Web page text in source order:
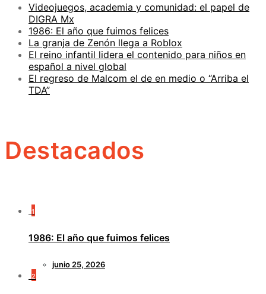
Videojuegos, academia y comunidad: el papel de
DIGRA Mx
1986: El año que fuimos felices
La granja de Zenón llega a Roblox
El reino infantil lidera el contenido para niños en
español a nivel global
El regreso de Malcom el de en medio o “Arriba el
TDA”
Destacados
1
1986: El año que fuimos felices
junio 25, 2026
2